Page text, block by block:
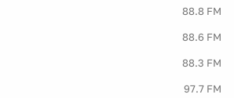
88.8 FM
88.6 FM
88.3 FM
97.7 FM